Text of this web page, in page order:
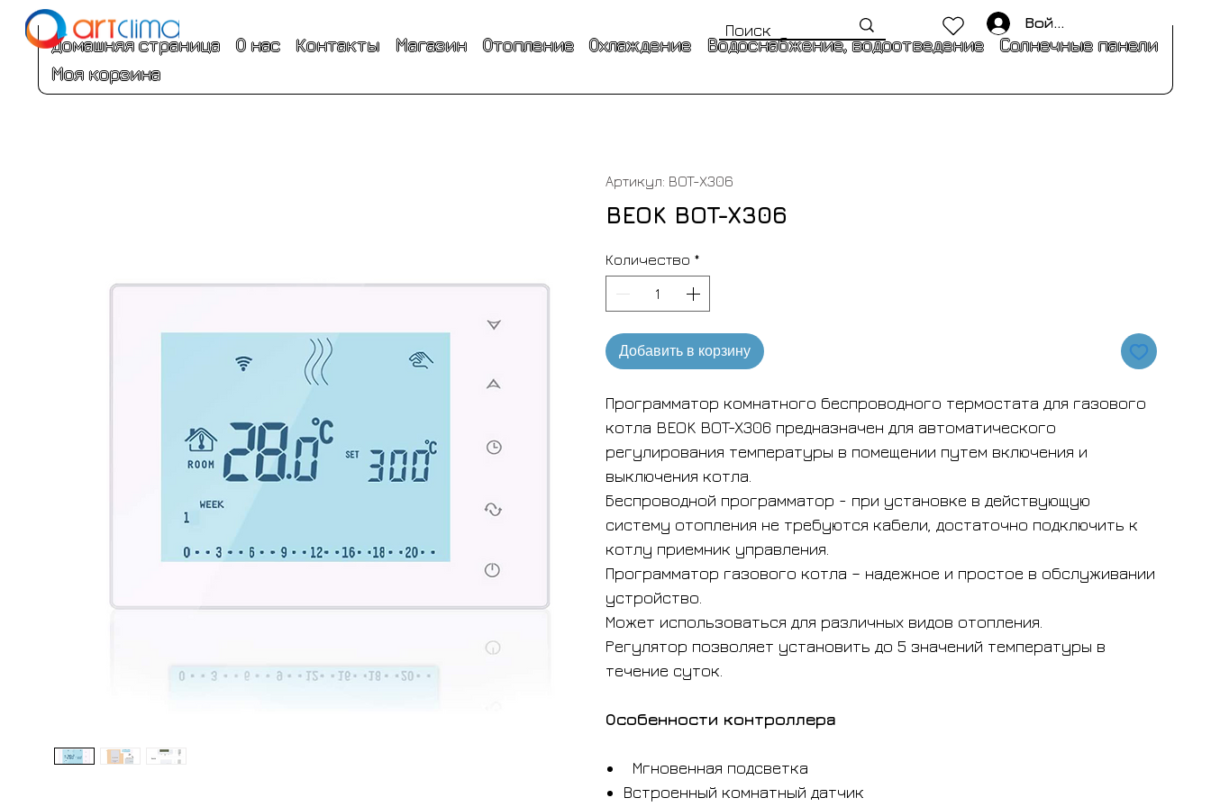
Домашняя страница О нас Контакты Магазин Отопление Охлаждение Водоснабжение, водоотведение
Солнечные панели
Моя корзина
Войти
Артикул: BOT-X306
BEOK BOT-X306
Количество *
Добавить в корзину
Программатор комнатного беспроводного термостата для газового
котла BEOK BOT-X306 предназначен для автоматического
регулирования температуры в помещении путем включения и
выключения котла.
Беспроводной программатор - при установке в действующую
систему отопления не требуются кабели, достаточно подключить к
котлу приемник управления.
Программатор газового котла – надежное и простое в обслуживании
устройство.
Может использоваться для различных видов отопления.
Регулятор позволяет установить до 5 значений температуры в
течение суток.
Особенности контроллера
Мгновенная подсветка
Встроенный комнатный датчик